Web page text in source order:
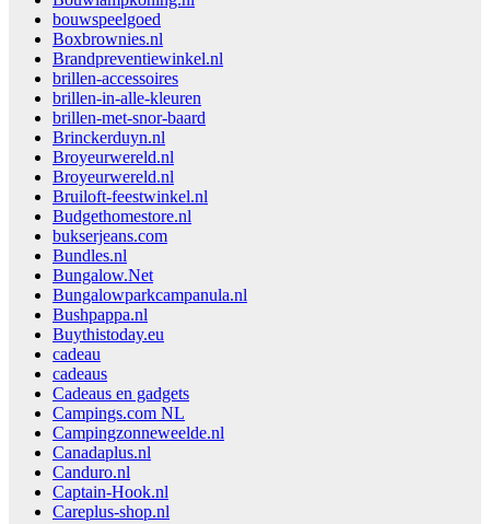
bouwspeelgoed
Boxbrownies.nl
Brandpreventiewinkel.nl
brillen-accessoires
brillen-in-alle-kleuren
brillen-met-snor-baard
Brinckerduyn.nl
Broyeurwereld.nl
Broyeurwereld.nl
Bruiloft-feestwinkel.nl
Budgethomestore.nl
bukserjeans.com
Bundles.nl
Bungalow.Net
Bungalowparkcampanula.nl
Bushpappa.nl
Buythistoday.eu
cadeau
cadeaus
Cadeaus en gadgets
Campings.com NL
Campingzonneweelde.nl
Canadaplus.nl
Canduro.nl
Captain-Hook.nl
Careplus-shop.nl